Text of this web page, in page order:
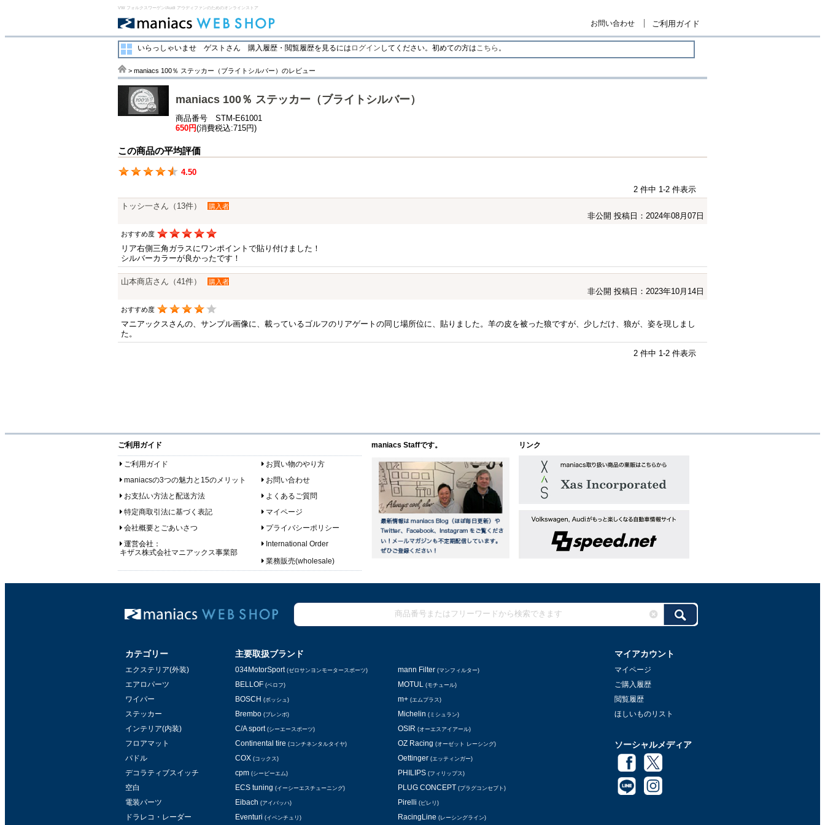
VW フォルクスワーゲン/Audi アウディファンのためのオンラインストア
お問い合わせ ご利用ガイド
いらっしゃいませ ゲストさん 購入履歴・閲覧履歴を見るには ログイン してください。初めての方はこちら 。
> maniacs 100％ ステッカー（ブライトシルバー）のレビュー
maniacs 100％ ステッカー（ブライトシルバー）
商品番号 STM-E61001
650円(消費税込:715円)
この商品の平均評価
4.50
2 件中 1-2 件表示
トッシ一さん（13件）
購入者
非公開 投稿日：2024年08月07日
おすすめ度
リア右側三角ガラスにワンポイントで貼り付けました！
シルバーカラーが良かったです！
山本商店さん（41件） 購入者
非公開 投稿日：2023年10月14日
おすすめ度
マニアックスさんの、サンプル画像に、載っているゴルフのリアゲートの同じ場所位に、貼りました。羊の皮を被った狼ですが、少しだけ、狼が、姿を現しまし
た。
2 件中 1-2 件表示
ご利用ガイド
ご利用ガイド
お買い物のやり方
maniacsの3つの魅力と15のメリット
お問い合わせ
お支払い方法と配送方法
よくあるご質問
特定商取引法に基づく表記
マイページ
会社概要とごあいさつ
プライバシーポリシー
運営会社：
キザス株式会社マニアックス事業部
International Order
業務販売(wholesale)
maniacs Staffです。 リンク
カテゴリー
エクステリア(外装)
エアロパーツ
ワイパー
ステッカー
インテリア(内装)
フロアマット
パドル
デコラティブスイッチ
空白
電装パーツ
ドラレコ・レーダー
主要取扱ブランド
034MotorSport (ゼロサンヨンモータースポーツ)
BELLOF (ベロフ)
BOSCH (ボッシュ)
Brembo (ブレンボ)
C/A sport (シーエースポーツ)
Continental tire (コンチネンタルタイヤ)
COX (コックス)
cpm (シービーエム)
ECS tuning (イーシーエスチューニング)
Eibach (アイバッハ)
Eventuri (イベンチュリ)
mann Filter (マンフィルター)
MOTUL (モチュール)
m+ (エムプラス)
Michelin (ミシュラン)
OSIR (オーエスアイアール)
OZ Racing (オーゼット レーシング)
Oettinger (エッティンガー)
PHILIPS (フィリップス)
PLUG CONCEPT (プラグコンセプト)
Pirelli (ピレリ)
RacingLine (レーシングライン)
マイアカウント
マイページ
ご購入履歴
閲覧履歴
ほしいものリスト
ソーシャルメディア